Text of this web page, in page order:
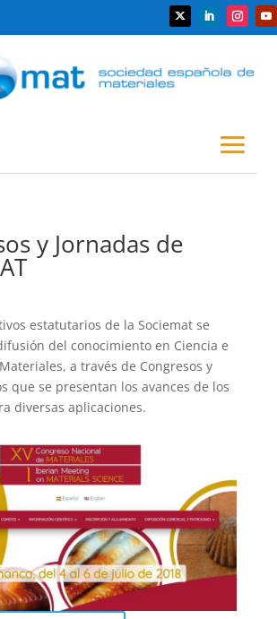
y Jornadas de
estatutarios de la Sociemat se
del conocimiento en Ciencia e
a través de Congresos y
que se presentan los avances de los
diversas aplicaciones.